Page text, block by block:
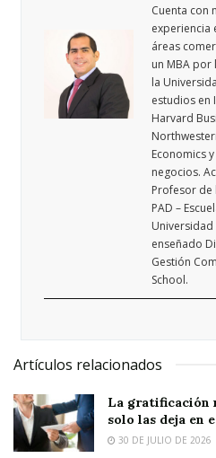
Cuenta con
experiencia
áreas
un MBA por
la
estudios en
Harvard
Economics
negocios.
Profesor de
PAD –
Universidad
enseñado
Gestión
School.
Artículos relacionados
La gratificación
solo las deja en
30 DE JULIO DE 2026